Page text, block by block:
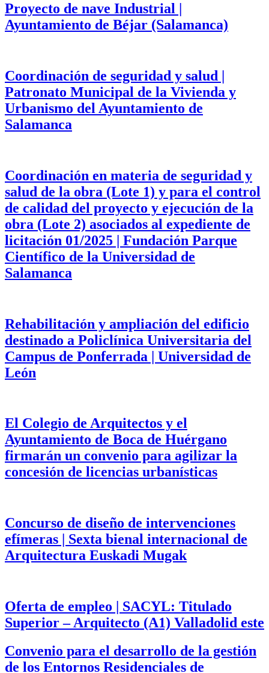
Proyecto de nave Industrial |
Ayuntamiento de Béjar (Salamanca)
Coordinación de seguridad y salud |
Patronato Municipal de la Vivienda y
Urbanismo del Ayuntamiento de
Salamanca
Coordinación en materia de seguridad y
salud de la obra (Lote 1) y para el control
de calidad del proyecto y ejecución de la
obra (Lote 2) asociados al expediente de
licitación 01/2025 | Fundación Parque
Científico de la Universidad de
Salamanca
Rehabilitación y ampliación del edificio
destinado a Policlínica Universitaria del
Campus de Ponferrada | Universidad de
León
El Colegio de Arquitectos y el
Ayuntamiento de Boca de Huérgano
firmarán un convenio para agilizar la
concesión de licencias urbanísticas
Concurso de diseño de intervenciones
efímeras | Sexta bienal internacional de
Arquitectura Euskadi Mugak
Oferta de empleo | SACYL: Titulado
Superior – Arquitecto (A1) Valladolid este
Convenio para el desarrollo de la gestión
de los Entornos Residenciales de